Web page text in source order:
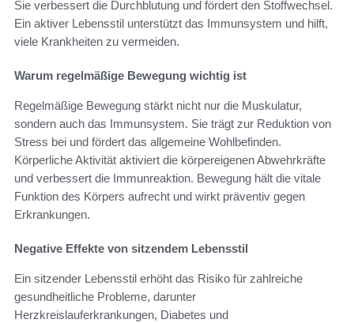
Sie verbessert die Durchblutung und fördert den Stoffwechsel.
Ein aktiver Lebensstil unterstützt das Immunsystem und hilft,
viele Krankheiten zu vermeiden.
Warum regelmäßige Bewegung wichtig ist
Regelmäßige Bewegung stärkt nicht nur die Muskulatur,
sondern auch das Immunsystem. Sie trägt zur Reduktion von
Stress bei und fördert das allgemeine Wohlbefinden.
Körperliche Aktivität aktiviert die körpereigenen Abwehrkräfte
und verbessert die Immunreaktion. Bewegung hält die vitale
Funktion des Körpers aufrecht und wirkt präventiv gegen
Erkrankungen.
Negative Effekte von sitzendem Lebensstil
Ein sitzender Lebensstil erhöht das Risiko für zahlreiche
gesundheitliche Probleme, darunter
Herzkreislauferkrankungen, Diabetes und